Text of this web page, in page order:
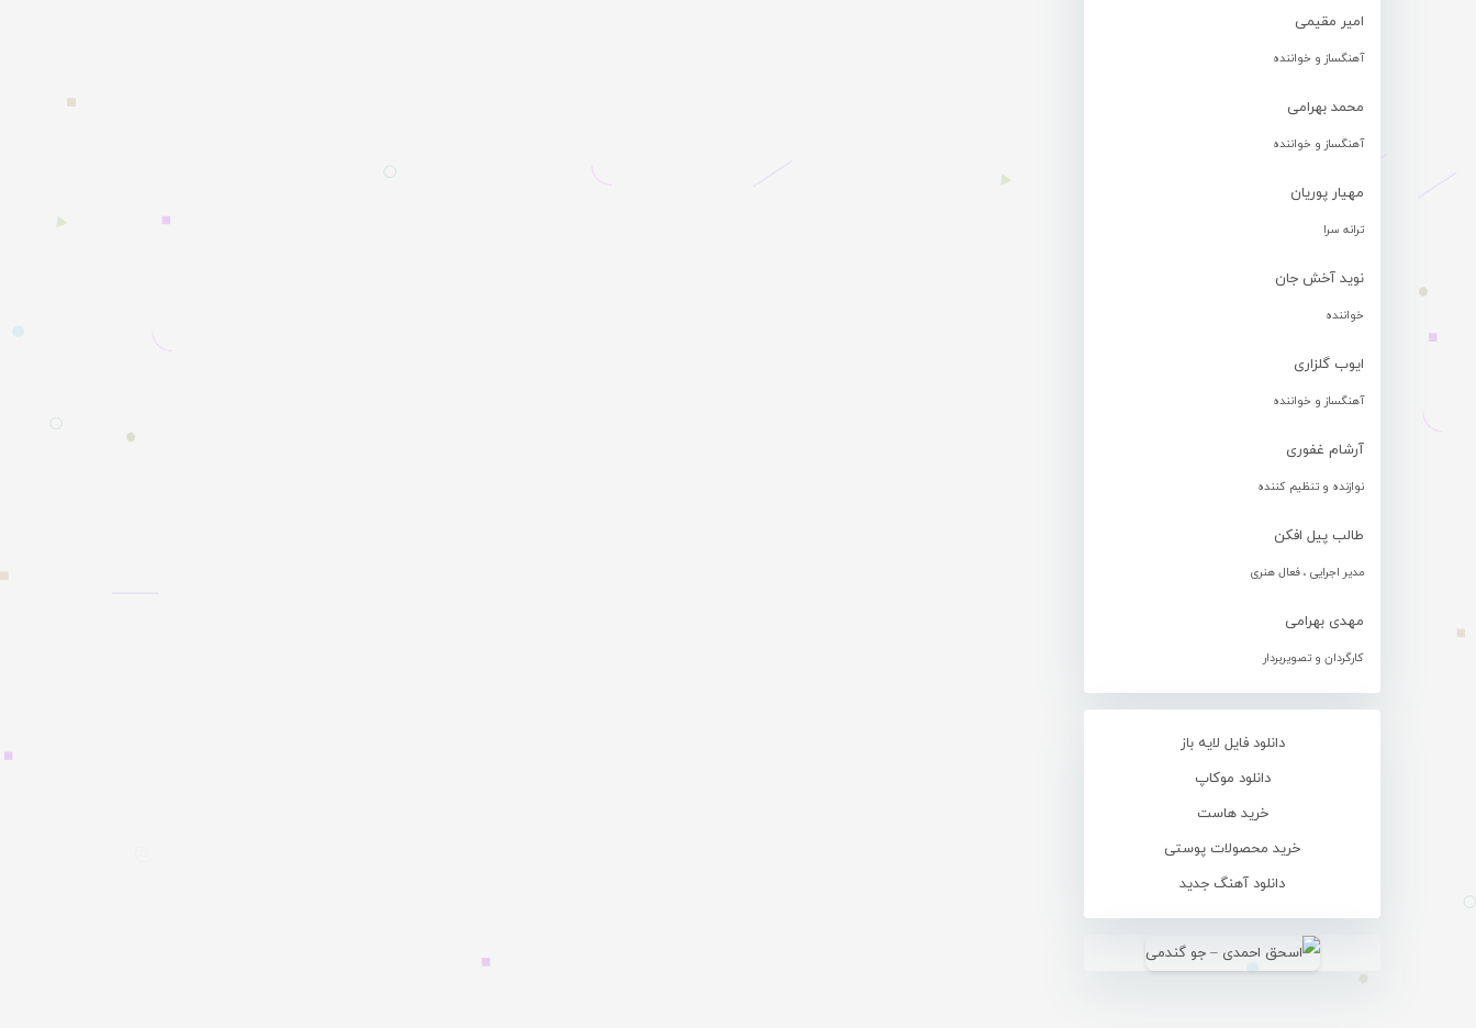
امیر مقیمی
آهنگساز و خواننده
محمد بهرامی
آهنگساز و خواننده
مهیار پوریان
ترانه سرا
نوید آخش جان
خواننده
ایوب گلزاری
آهنگساز و خواننده
آرشام غفوری
نوازنده و تنظیم کننده
طالب پیل افکن
مدیر اجرایی ، فعال هنری
مهدی بهرامی
کارگردان و تصویربردار
دانلود فایل لایه باز
دانلود موکاپ
خرید هاست
خرید محصولات پوستی
دانلود آهنگ جدید